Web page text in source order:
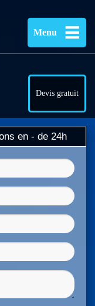
Menu
Devis gratuit
en - de 24h